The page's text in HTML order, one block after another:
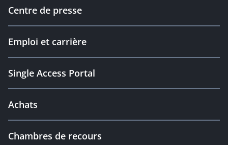
Centre de presse
Emploi et carrière
Single Access Portal
Achats
Chambres de recours